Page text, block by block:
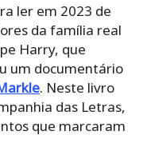
ler em 2023 de
da família real
Harry, que
um documentário
. Neste livro
das Letras,
que marcaram